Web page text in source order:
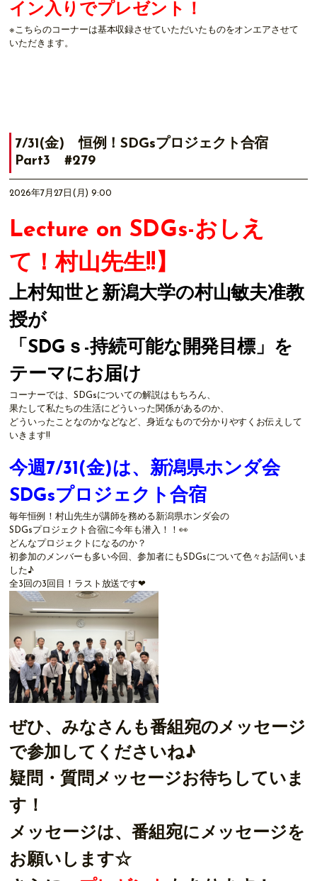
イン入りでプレゼント！
※こちらのコーナーは基本収録させていただいたものをオンエアさせて
いただきます。
7/31(金) 恒例！SDGsプロジェクト合宿
Part3 #279
2026年7月27日(月) 9:00
Lecture on SDGs-おしえ
て！村山先生!!】
上村知世と新潟大学の村山敏夫准教
授が
「SDGｓ-持続可能な開発目標」を
テーマにお届け
コーナーでは、SDGsについての解説はもちろん、
果たして私たちの生活にどういった関係があるのか、
どういったことなのかなどなど、身近なもので分かりやすくお伝えして
いきます!!
今週7/31(金)は、新潟県ホンダ会
SDGsプロジェクト合宿
毎年恒例！村山先生が講師を務める新潟県ホンダ会の
SDGsプロジェクト合宿に今年も潜入！！👀
どんなプロジェクトになるのか？
初参加のメンバーも多い今回、参加者にもSDGsについて色々お話伺いま
した♪
全3回の3回目！ラスト放送です❤
ぜひ、みなさんも番組宛のメッセージ
で参加してくださいね♪
疑問・質問メッセージお待ちしていま
す！
メッセージは、番組宛にメッセージを
お願いします☆